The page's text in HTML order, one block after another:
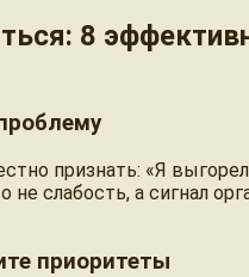
8
признать: «Я
не слабость, а сигнал
приоритеты